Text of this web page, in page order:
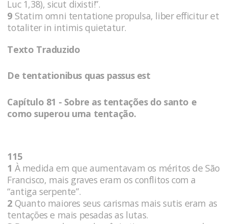
Luc 1,38), sicut dixisti!”.
9 Statim omni tentatione propulsa, liber efficitur et
totaliter in intimis quietatur.
Texto Traduzido
De tentationibus quas passus est
Capítulo 81 - Sobre as tentações do santo e
como superou uma tentação.
115
1 À medida em que aumentavam os méritos de São
Francisco, mais graves eram os conflitos com a
“antiga serpente”.
2 Quanto maiores seus carismas mais sutis eram as
tentações e mais pesadas as lutas.